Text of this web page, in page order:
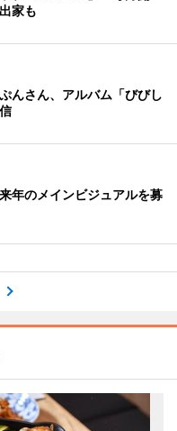
家も
んさん、アルバム「びびし
年のメインビジュアルを募